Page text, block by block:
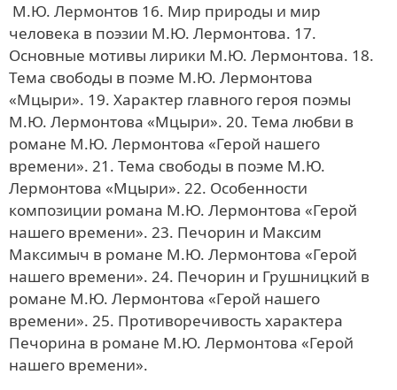
М.Ю. Лермонтов 16. Мир природы и мир
человека в поэзии М.Ю. Лермонтова. 17.
Основные мотивы лирики М.Ю. Лермонтова. 18.
Тема свободы в поэме М.Ю. Лермонтова
«Мцыри». 19. Характер главного героя поэмы
М.Ю. Лермонтова «Мцыри». 20. Тема любви в
романе М.Ю. Лермонтова «Герой нашего
времени». 21. Тема свободы в поэме М.Ю.
Лермонтова «Мцыри». 22. Особенности
композиции романа М.Ю. Лермонтова «Герой
нашего времени». 23. Печорин и Максим
Максимыч в романе М.Ю. Лермонтова «Герой
нашего времени». 24. Печорин и Грушницкий в
романе М.Ю. Лермонтова «Герой нашего
времени». 25. Противоречивость характера
Печорина в романе М.Ю. Лермонтова «Герой
нашего времени».